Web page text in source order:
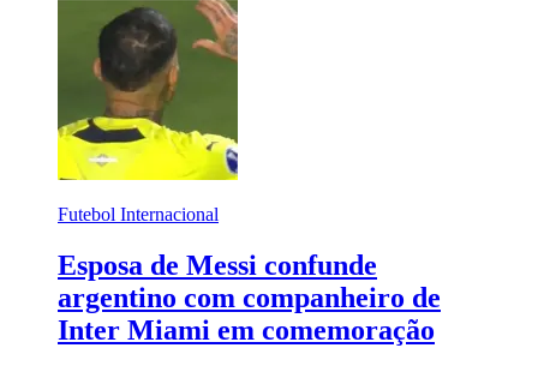
Futebol Internacional
Esposa de Messi confunde
argentino com companheiro de
Inter Miami em comemoração